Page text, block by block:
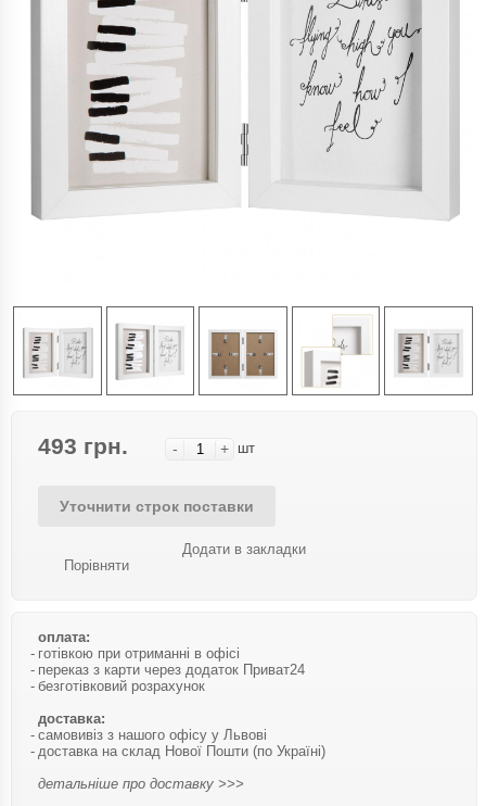
493 грн. - + шт
Уточнити строк поставки
Порівняти
Додати в закладки
оплата:
готівкою при отриманні в офісі
переказ з карти через додаток Приват24
безготівковий розрахунок
доставка:
самовивіз з нашого офісу у Львові
доставка на склад Нової Пошти (по Україні)
детальніше про доставку >>>